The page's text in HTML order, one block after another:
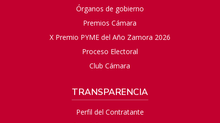
Órganos de gobierno
Premios Cámara
X Premio PYME del Año Zamora 2026
Proceso Electoral
Club Cámara
TRANSPARENCIA
Perfil del Contratante